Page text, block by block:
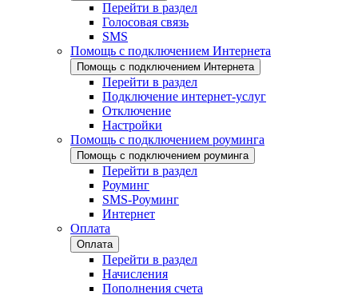
Перейти в раздел
Голосовая связь
SMS
Помощь с подключением Интернета
Помощь с подключением Интернета
Перейти в раздел
Подключение интернет-услуг
Отключение
Настройки
Помощь с подключением роуминга
Помощь с подключением роуминга
Перейти в раздел
Роуминг
SMS-Роуминг
Интернет
Оплата
Оплата
Перейти в раздел
Начисления
Пополнения счета